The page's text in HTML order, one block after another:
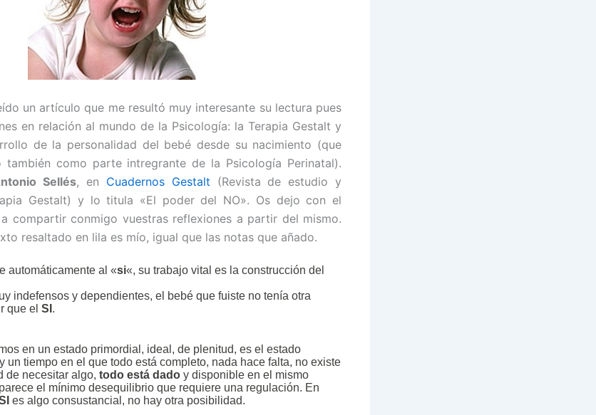
un artículo que me resultó muy interesante su lectura pues
en relación al mundo de la Psicología: la Terapia Gestalt y
de la personalidad del bebé desde su nacimiento (que
también como parte intregrante de la Psicología Perinatal).
Sellés, en Cuadernos Gestalt (Revista de estudio y
Gestalt) y lo titula «El poder del NO». Os dejo con el
compartir conmigo vuestras reflexiones a partir del mismo.
resaltado en lila es mío, igual que las notas que añado.
automáticamente al «si«, su trabajo vital es la construcción del
indefensos y dependientes, el bebé que fuiste no tenía otra
que el SI .
en un estado primordial, ideal, de plenitud, es el estado
un tiempo en el que todo está completo, nada hace falta, no existe
de necesitar algo, todo está dado y disponible en el mismo
el mínimo desequilibrio que requiere una regulación. En
es algo consustancial, no hay otra posibilidad.